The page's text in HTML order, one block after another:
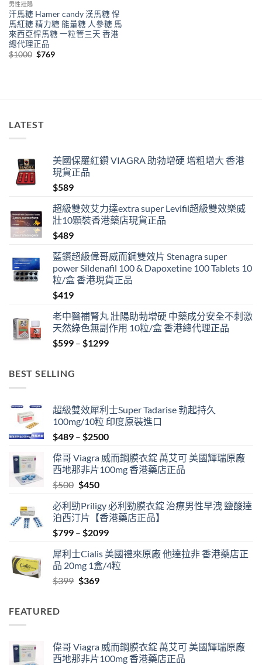
男性壯陽
汗馬糖 Hamer candy 漢馬糖 悍
馬紅糖 精力糖 能量糖 人參糖 馬
來西亞悍馬糖 一粒管三天 香港
總代理正品
$1000 Original
$769Current
LATEST
美國保羅紅鑽 VIAGRA 助勃增硬 增粗增大 香港
現貨正品
$589
超級雙效艾力達extra super Levifil超級雙效樂威
壯10顆裝香港藥店現貨正品
$489
藍鑽超級偉哥威而鋼雙效片 Stenagra super
power Sildenafil 100 & Dapoxetine 100 Tablets 10
粒/盒 香港現貨正品
$419
老中醫補腎丸 壯陽助勃增硬 中藥成分安全不刺激
天然綠色無副作用 10粒/盒 香港總代理正品
$599 – $1299Price
BEST SELLING
超級雙效犀利士Super Tadarise 勃起持久
100mg/10粒 印度原裝進口
$489 – $2500Price
$489
through
偉哥 Viagra 威而鋼膜衣錠 萬艾可 美國輝瑞原廠
西地那非片100mg 香港藥店正品
$500 Original
was:
$500.
$450Current
is:
$450.
必利勁Priligy 必利勁膜衣錠 治療男性早洩 鹽酸達
泊西汀片【香港藥店正品】
$799 – $2099Price
$799
through
犀利士Cialis 美國禮來原廠 他達拉非 香港藥店正
品 20mg 1盒/4粒
$399 Original
$369Current
FEATURED
偉哥 Viagra 威而鋼膜衣錠 萬艾可 美國輝瑞原廠
西地那非片100mg 香港藥店正品